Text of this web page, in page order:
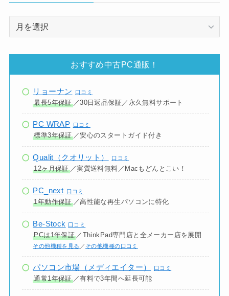
ブ
おすすめ中古PC通販！
リョーナン 口コミ
最長5年保証／30日返品保証／永久無料サポート
PC WRAP 口コミ
標準3年保証／安心のスタートガイド付き
Qualit（クオリット） 口コミ
12ヶ月保証／実質送料無料／Macもどんとこい！
PC_next 口コミ
1年動作保証／高性能な再生パソコンに特化
Be-Stock 口コミ
PCは1年保証 ／ThinkPad専門店と全メーカー店を展開
その他機種を見る ／ その他機種の口コミ
パソコン市場（メディエイター） 口コミ
通常1年保証／有料で3年間へ延長可能